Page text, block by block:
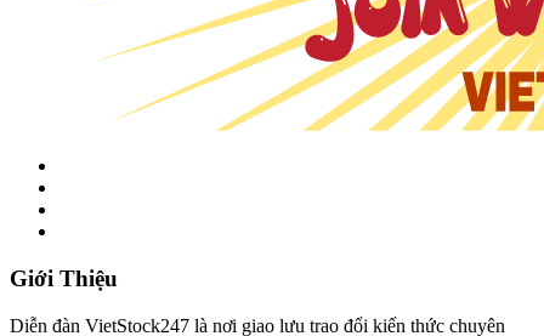
Giới Thiệu
Diễn đàn VietStock247 là nơi giao lưu trao đổi kiến thức chuyên